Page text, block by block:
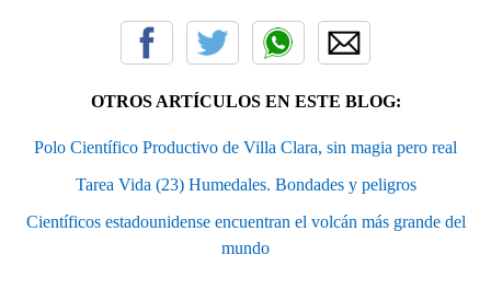
OTROS ARTÍCULOS EN ESTE BLOG:
Polo Científico Productivo de Villa Clara, sin magia pero real
Tarea Vida (23) Humedales. Bondades y peligros
Científicos estadounidense encuentran el volcán más grande del
mundo